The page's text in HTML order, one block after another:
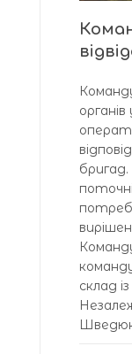
склад
Шведюк